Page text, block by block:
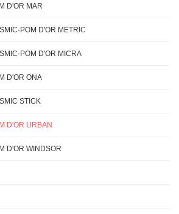
D'OR MAR
POM D'OR METRIC
POM D'OR MICRA
D'OR ONA
STICK
D'OR URBAN
D'OR WINDSOR